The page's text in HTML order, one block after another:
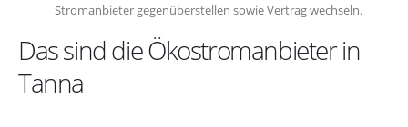
Stromanbieter gegenüberstellen sowie Vertrag wechseln.
Das sind die Ökostromanbieter in
Tanna